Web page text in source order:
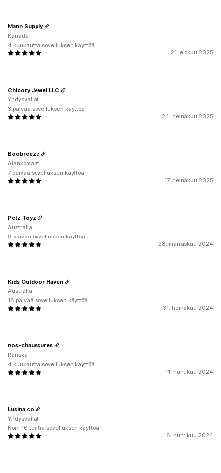
21. elokuu 2025
Mann Supply
Kanada
4 kuukautta sovelluksen käyttöä
24. heinäkuu 2025
Chicory Jewel LLC
Yhdysvallat
3 päivää sovelluksen käyttöä
17. heinäkuu 2025
Boobreeze
Alankomaat
7 päivää sovelluksen käyttöä
28. marraskuu 2024
Petz Toyz
Australia
9 päivää sovelluksen käyttöä
31. heinäkuu 2024
Kids Outdoor Haven
Australia
18 päivää sovelluksen käyttöä
11. huhtikuu 2024
nos-chaussures
Ranska
4 kuukautta sovelluksen käyttöä
8. huhtikuu 2024
Lusina.co
Yhdysvallat
Noin 16 tuntia sovelluksen käyttöä